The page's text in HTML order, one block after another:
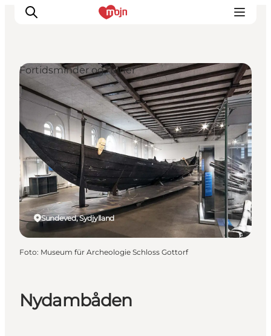
Oplevelser
Byer & Steder
Det sker
Overnatning
Planlæg din ferie
Booking
Nydambåden
Sundeved, Sydjylland
Fortidsminder og ruiner
Foto: Museum für Archeologie Schloss Gottorf